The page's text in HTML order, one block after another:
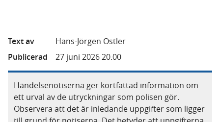
Text av
Hans-Jörgen Ostler
Publicerad
27 juni 2026 20.00
Händelsenotiserna ger kortfattad information om
ett urval av de utryckningar som polisen gör.
Observera att det är inledande uppgifter som ligger